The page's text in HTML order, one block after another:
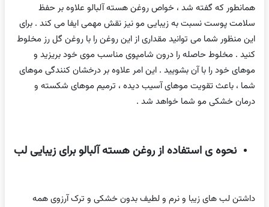
همانطور که گفته شد ، خواص روغن هسته آلبالو علاوه بر حفظ
سلامت پوست نسبت به زیبایی مو نیز نقش مهمی ایفا می کند . برای
این منظور شما می توانید مقداری از این روغن را با روغن گل رز مخلوط
کنید . مخلوط حاصله را درون شامپوی مناسب موی خود بریزید و
موهای خود را با آن بشویید . این امر علاوه بر درخشان کنندگی موهای
شما ، باعث تقویت موهای آسیب دیده ، ترمیم موهای شکسته و
درمان خشکی مو شما خواهد شد .
نحوه ی استفاده از روغن هسته آلبالو برای زیبایی لب
داشتن لب های زیبا و نرم و لطیف بدون خشکی و ترک آرزوی همه